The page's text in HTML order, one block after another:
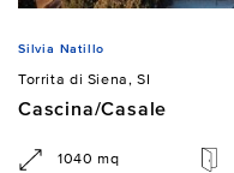
Silvia Natillo
Torrita di Siena, SI
Cascina/Casale
1040 mq